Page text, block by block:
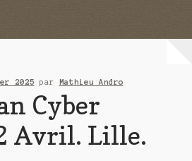
2025 par Mathieu Andro
Cyber
Avril. Lille.